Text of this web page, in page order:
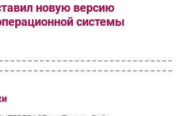
новую версию
системы